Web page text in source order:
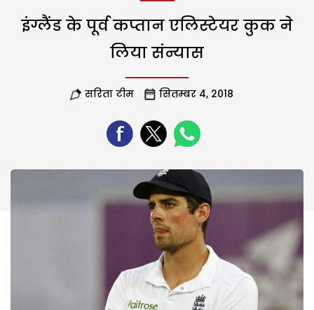
इंग्लैंड के पूर्व कप्तान एलिस्टेयर कुक ने
लिया संन्यास
सरिता टीम सितम्बर 4, 2018